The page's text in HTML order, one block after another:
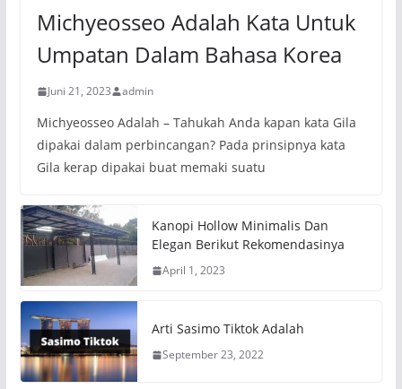
Michyeosseo Adalah Kata Untuk
Umpatan Dalam Bahasa Korea
Juni 21, 2023 admin
Michyeosseo Adalah – Tahukah Anda kapan kata Gila
dipakai dalam perbincangan? Pada prinsipnya kata
Gila kerap dipakai buat memaki suatu
Kanopi Hollow Minimalis Dan
Elegan Berikut Rekomendasinya
April 1, 2023
Arti Sasimo Tiktok Adalah
September 23, 2022